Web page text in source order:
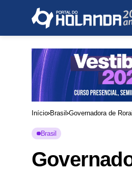
Início Brasil Governadora de
Brasil